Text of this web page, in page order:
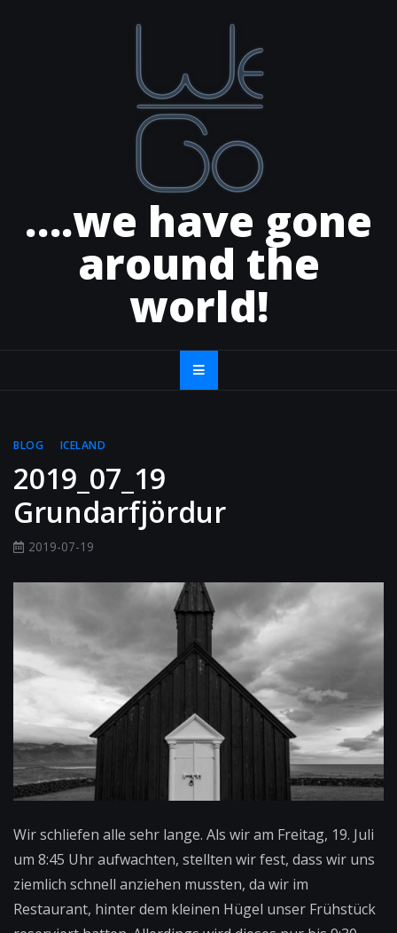
….we have gone
around the
world!
BLOG ICELAND
2019_07_19
Grundarfjördur
2019-07-19
Wir schliefen alle sehr lange. Als wir am Freitag, 19. Juli
um 8:45 Uhr aufwachten, stellten wir fest, dass wir uns
ziemlich schnell anziehen mussten, da wir im
Restaurant, hinter dem kleinen Hügel unser Frühstück